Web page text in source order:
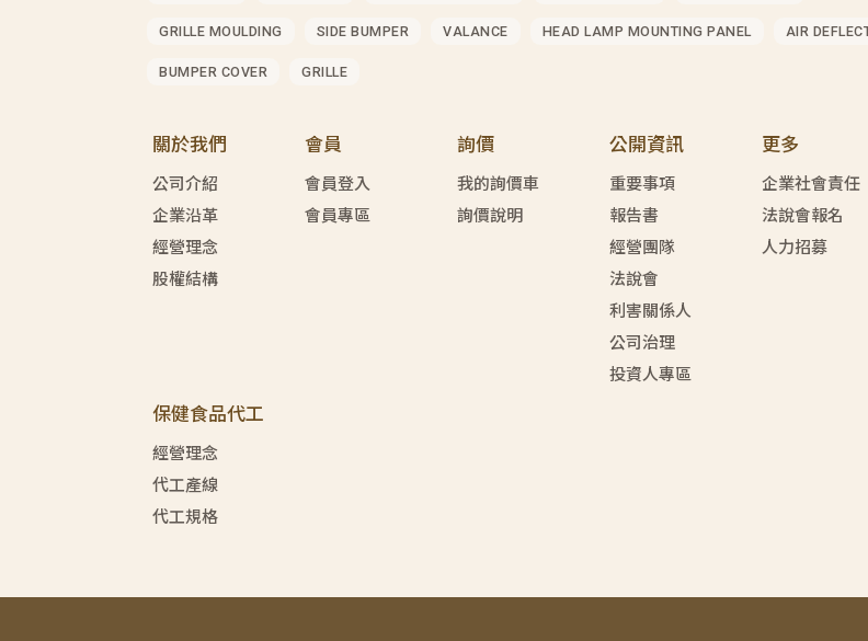
GRILLE MOULDING SIDE BUMPER VALANCE HEAD LAMP MOUNTING PANEL AIR
BUMPER COVER GRILLE
關於我們
公司介紹
企業沿革
經營理念
股權結構
會員
會員登入
會員專區
詢價
我的詢價車
詢價說明
公開資訊
重要事項
報告書
經營團隊
法說會
利害關係人
公司治理
投資人專區
更多
企業社會責任
法說會報名
人力招募
保健食品代工
經營理念
代工產線
代工規格